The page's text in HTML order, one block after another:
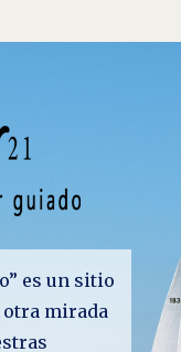
es un sitio
mirada